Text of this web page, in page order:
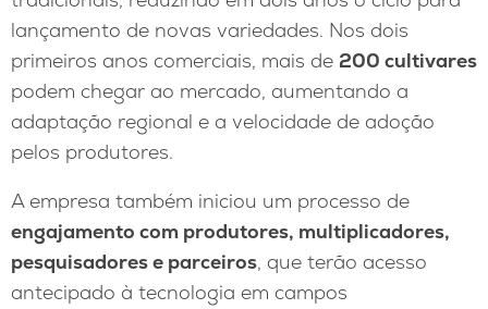
lançamento de novas variedades. Nos dois
primeiros anos comerciais, mais de 200 cultivares
podem chegar ao mercado, aumentando a
adaptação regional e a velocidade de adoção
pelos produtores.
A empresa também iniciou um processo de
engajamento com produtores, multiplicadores,
pesquisadores e parceiros, que terão acesso
antecipado à tecnologia em campos